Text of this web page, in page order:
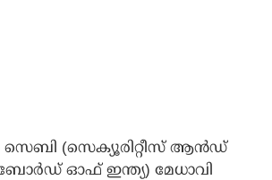
(സെക്യൂരിറ്റീസ് ആന്‍ഡ്
ഓഫ് ഇന്ത്യ) മേധാവി